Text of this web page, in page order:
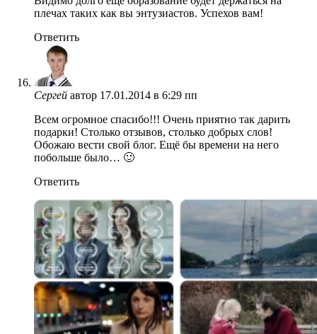
плечах таких как вы энтузиастов. Успехов вам!
Ответить
Сергей автор 17.01.2014 в 6:29 пп
Всем огромное спасибо!!! Очень приятно так дарить
подарки! Столько отзывов, столько добрых слов!
Обожаю вести свой блог. Ещё бы времени на него
побольше было… 🙂
Ответить